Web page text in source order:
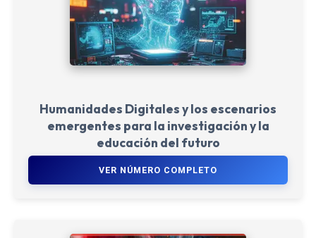
Humanidades Digitales y los escenarios
emergentes para la investigación y la
educación del futuro
VER NÚMERO COMPLETO